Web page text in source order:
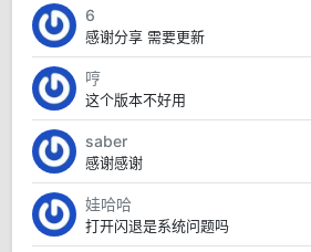
6
感谢分享 需要更新
哼
这个版本不好用
saber
感谢感谢
娃哈哈
打开闪退是系统问题吗